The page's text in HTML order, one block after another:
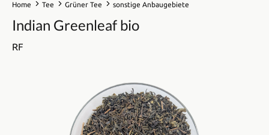
Home Tee Grüner Tee sonstige Anbaugebiete
Indian Greenleaf bio
RF
Bildergalerie überspringen